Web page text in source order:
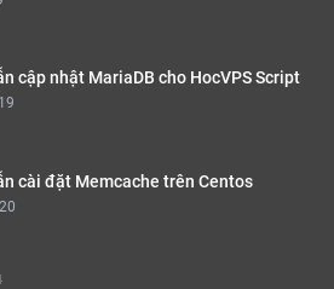
cập nhật MariaDB cho HocVPS Script
cài đặt Memcache trên Centos